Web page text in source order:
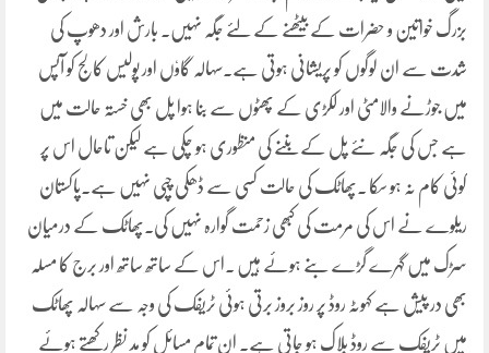
بزرگ خواتین و حضرات کے بیٹھنے کے لئے جگہ نہیں۔ بارش اور دھوپ کی
شدت سے ان لوگوں کو پریشانی ہوتی ہے۔سہالہ گاوٗں اور پولیس کالج کو آپس
میں جوڑنے والامٹی اور لکڑی کے پھٹوں سے بنا ہوا پل بھی خستہ حالت میں
ہے جس کی جگہ نئے پل کے بننے کی منظوری ہو چکی ہے لیکن تاحال اس پر
کوئی کام نہ ہو سکا ۔پھاٹک کی حالت کسی سے ڈھکی چپی نہیں ہے۔پاکستان
ریلوے نے اس کی مرمت کی کبھی زحمت گوارہ نہیں کی۔پھاٹک کے درمیان
سڑک میں گہرے گڑے بنے ہوئے ہیں ۔اس کے ساتھ ساتھ اور برج کا مسلہ
بھی در پیش ہے کہوٹہ روڈ پر روز بروز برتی ہوئی ٹریفک کی وجہ سے سہالہ پھاٹک
میں ٹریفک سے روڈ بلاک ہو جاتی ہے۔ ان تمام مسائل کو مد نظر رکھتے ہوئے